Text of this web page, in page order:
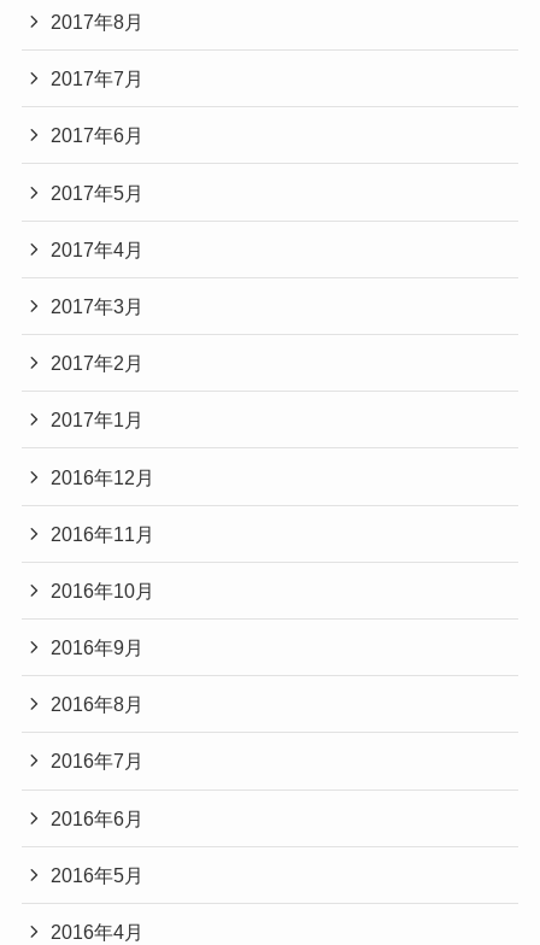
2017年8月
2017年7月
2017年6月
2017年5月
2017年4月
2017年3月
2017年2月
2017年1月
2016年12月
2016年11月
2016年10月
2016年9月
2016年8月
2016年7月
2016年6月
2016年5月
2016年4月